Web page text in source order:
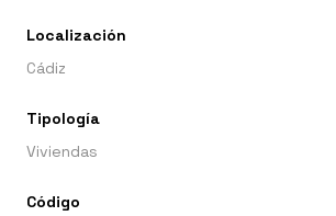
Localización
Cádiz
Tipología
Viviendas
Código